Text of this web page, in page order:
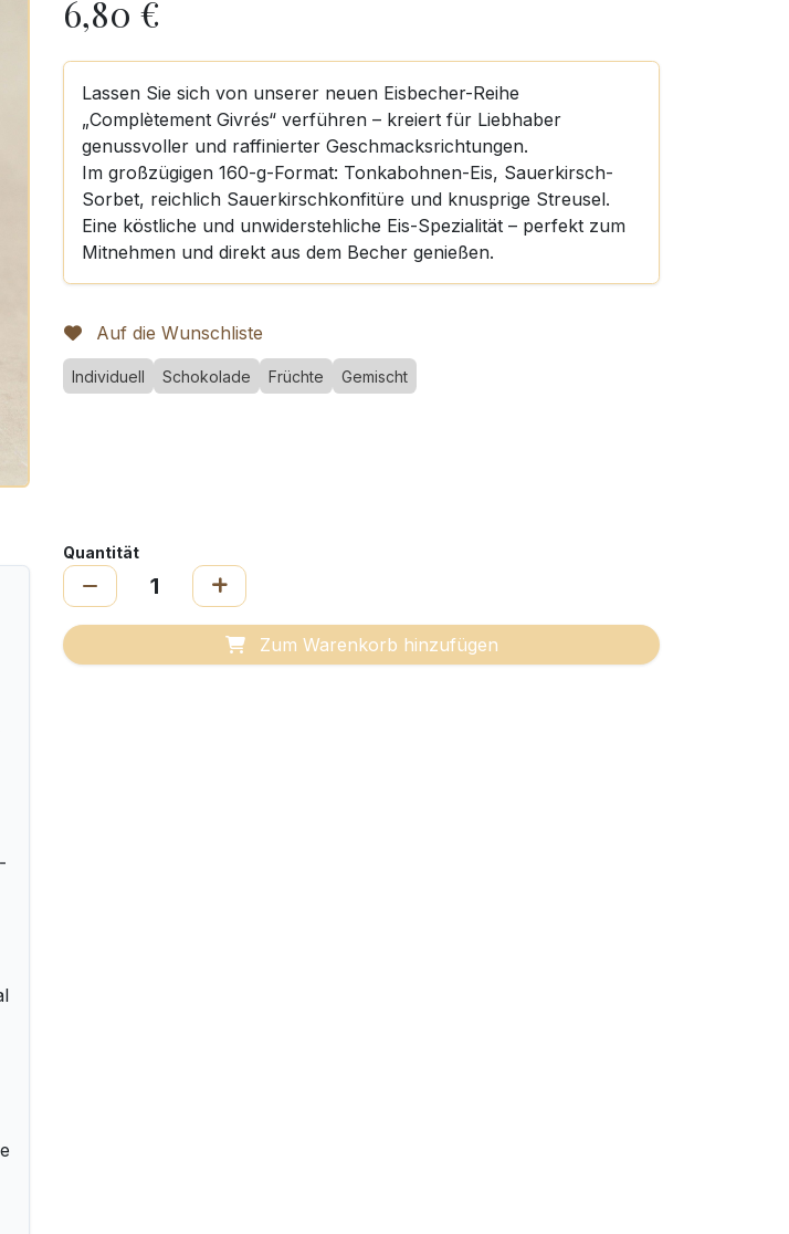
6,80 €
Lassen Sie sich von unserer neuen Eisbecher-Reihe
„Complètement Givrés“ verführen – kreiert für Liebhaber
genussvoller und raffinierter Geschmacksrichtungen.
Im großzügigen 160-g-Format: Tonkabohnen-Eis, Sauerkirsch-
Sorbet, reichlich Sauerkirschkonfitüre und knusprige Streusel.
Eine köstliche und unwiderstehliche Eis-Spezialität – perfekt zum
Mitnehmen und direkt aus dem Becher genießen.
Auf die Wunschliste
Individuell Schokolade Früchte Gemischt
Quantität
Zum Warenkorb hinzufügen